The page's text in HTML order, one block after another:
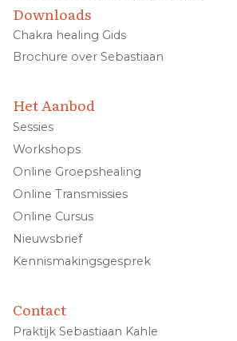
Downloads
Chakra healing Gids
Brochure over Sebastiaan
Het Aanbod
Sessies
Workshops
Online Groepshealing
Online Transmissies
Online Cursus
Nieuwsbrief
Kennismakingsgesprek
Contact
Praktijk Sebastiaan Kahle